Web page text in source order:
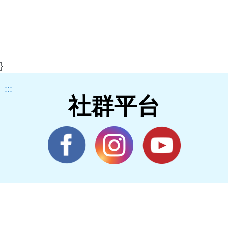
}
:::
社群平台